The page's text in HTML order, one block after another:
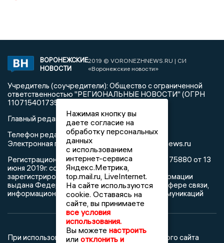
ВОРОНЕЖСКИЕ
НОВОСТИ
2019 © VORONEZHNEWS.RU | СИ
«Воронежские новости»
Учредитель (соучредители): Общество с ограниченной
ответственностью "РЕГИОНАЛЬНЫЕ НОВОСТИ" (ОГРН
1107154017354)
Главный редактор: Пирогов А.А.
Телефон редакции: +7 (473) 262 77 92
Электронная почта редакции:
info@voronezhnews.ru
Регистрационный номер: серия Эл № ФС 77 - 75880 от 13
июня 2019г. согласно выписке из реестра
зарегистрированных средств массовой информации
выдана Федеральной службой по надзору в сфере связи,
информационных технологий и массовых коммуникаций
При использовании любого материала с данного сайта
Нажимая кнопку вы
даете согласие на
обработку персональных
данных
с использованием
интернет-сервиса
Яндекс.Метрика,
top.mail.ru, LiveInternet.
На сайте используются
cookie. Оставаясь на
сайте, вы принимаете
все условия
использования.
Вы можете настроить
или отклонить и